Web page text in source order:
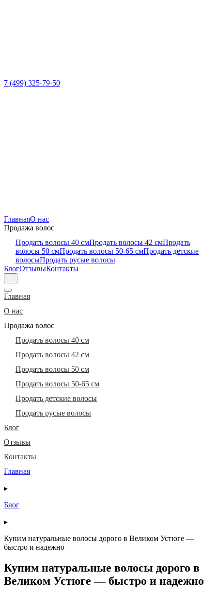
7 (499) 325-79-50
ГлавнаяО нас
Продажа волос
Продать волосы 40 смПродать волосы 42 смПродать
волосы 50 смПродать волосы 50-65 смПродать детские
волосыПродать русые волосы
БлогОтзывыКонтакты
Главная
О нас
Продажа волос
Продать волосы 40 см
Продать волосы 42 см
Продать волосы 50 см
Продать волосы 50-65 см
Продать детские волосы
Продать русые волосы
Блог
Отзывы
Контакты
Главная
▸
Блог
▸
Купим натуральные волосы дорого в Великом Устюге —
быстро и надежно
Купим натуральные волосы дорого в
Великом Устюге — быстро и надежно